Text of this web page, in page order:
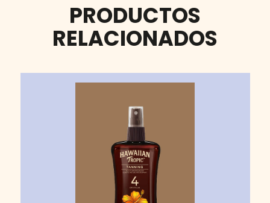
PRODUCTOS
RELACIONADOS